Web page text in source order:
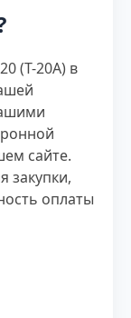
(Т-20А) в
сайте.
закупки,
оплаты